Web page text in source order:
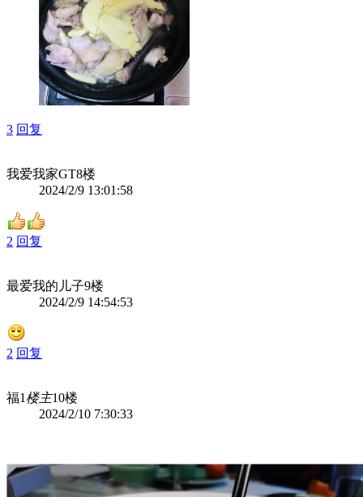
3 回复
我爱我家GT8楼
2024/2/9 13:01:58
2 回复
最爱我的儿子9楼
2024/2/9 14:54:53
2 回复
福1楼主10楼
2024/2/10 7:30:33